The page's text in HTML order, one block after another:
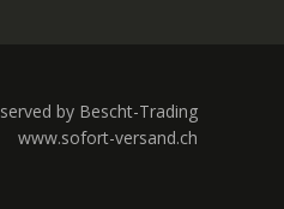
by Bescht-Trading
www.sofort-versand.ch